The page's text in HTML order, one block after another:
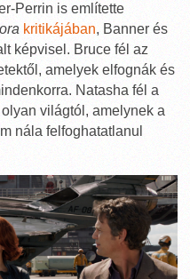
Perrin is említette
kritikájában, Banner és
képvisel. Bruce fél az
amelyek elfognák és
Natasha fél a
világtól, amelynek a
nála felfoghatatlanul